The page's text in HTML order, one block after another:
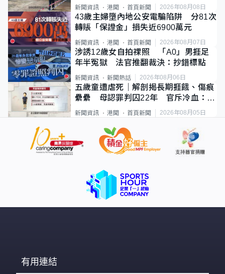
新聞資訊 港聞 首頁新聞 2026年08月08日
43歲主婦墮內地公安電騙陷阱 分81次
轉賬「保證金」損失近6900萬元
新聞資訊 港聞 首頁新聞 2026年08月07日
涉誘12歲女自拍祼照 「A0」男捱足
年半冤獄 法官推翻裁決：抄錯標點
新聞資訊 新聞熱話 2026年08月06日
五歲童遭虐死｜解剖揭長期捱餓、傷痕
纍纍 母認罪判囚22年 官斥冷血：同
類案最惡劣
新聞資訊 港聞 首頁新聞 2026年08月05日
有用連結